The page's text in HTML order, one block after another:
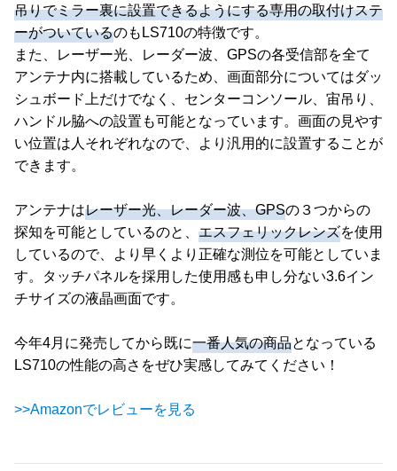
吊りでミラー裏に設置できるようにする専用の取付けステ
ーがついているのもLS710の特徴です。
また、レーザー光、レーダー波、GPSの各受信部を全て
アンテナ内に搭載しているため、画面部分についてはダッ
シュボード上だけでなく、センターコンソール、宙吊り、
ハンドル脇への設置も可能となっています。画面の見やす
い位置は人それぞれなので、より汎用的に設置することが
できます。
アンテナはレーザー光、レーダー波、GPSの３つからの
探知を可能としているのと、 エスフェリックレンズを使用
しているので、より早くより正確な測位を可能としていま
す。タッチパネルを採用した使用感も申し分ない3.6イン
チサイズの液晶画面です。
今年4月に発売してから既に一番人気の商品となっている
LS710の性能の高さをぜひ実感してみてください！
>>Amazonでレビューを見る